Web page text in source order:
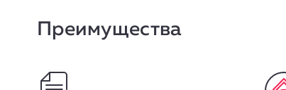
Преимущества